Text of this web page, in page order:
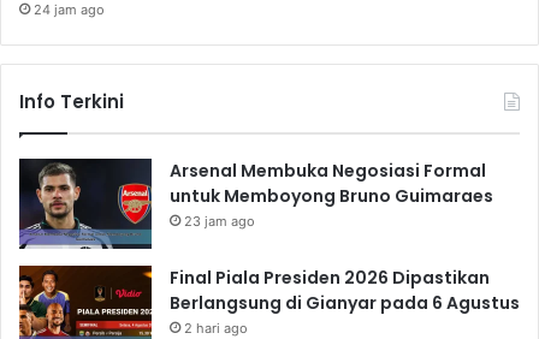
24 jam ago
Info Terkini
Arsenal Membuka Negosiasi Formal
untuk Memboyong Bruno Guimaraes
23 jam ago
Final Piala Presiden 2026 Dipastikan
Berlangsung di Gianyar pada 6 Agustus
2 hari ago